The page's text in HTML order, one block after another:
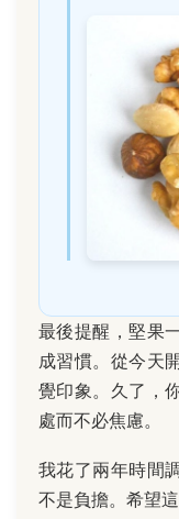
最後提醒，堅果
成習慣。從今天
覺印象。久了，
處而不必焦慮。
我花了兩年時間
不是負擔。希望